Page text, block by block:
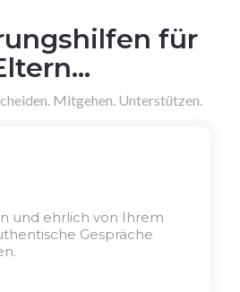
für
Mitgehen. Unterstützen.
und ehrlich von Ihrem
Gespräche